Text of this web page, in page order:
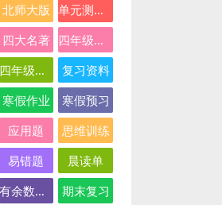
北师大版
单元测试卷
四大名著
四年级下册语文
四年级语文
复习资料
寒假作业
寒假预习
应用题
思维训练
易错题
晨读单
有余数的除法
期末复习